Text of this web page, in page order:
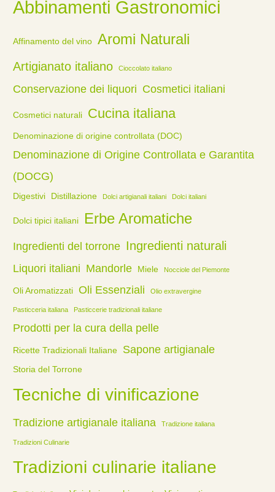
Abbinamenti Gastronomici
Affinamento del vino Aromi Naturali
Artigianato italiano Cioccolato italiano
Conservazione dei liquori Cosmetici italiani
Cosmetici naturali Cucina italiana
Denominazione di origine controllata (DOC)
Denominazione di Origine Controllata e Garantita
(DOCG)
Digestivi Distillazione Dolci artigianali italiani Dolci italiani
Dolci tipici italiani Erbe Aromatiche
Ingredienti del torrone Ingredienti naturali
Liquori italiani Mandorle Miele Nocciole del Piemonte
Oli Aromatizzati Oli Essenziali Olio extravergine
Pasticceria italiana Pasticcerie tradizionali italiane
Prodotti per la cura della pelle
Ricette Tradizionali Italiane Sapone artigianale
Storia del Torrone
Tecniche di vinificazione
Tradizione artigianale italiana Tradizione italiana
Tradizioni Culinarie
Tradizioni culinarie italiane